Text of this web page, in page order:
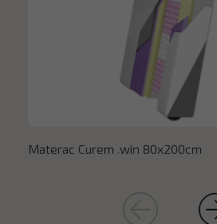
Materac Curem .win 80x200cm